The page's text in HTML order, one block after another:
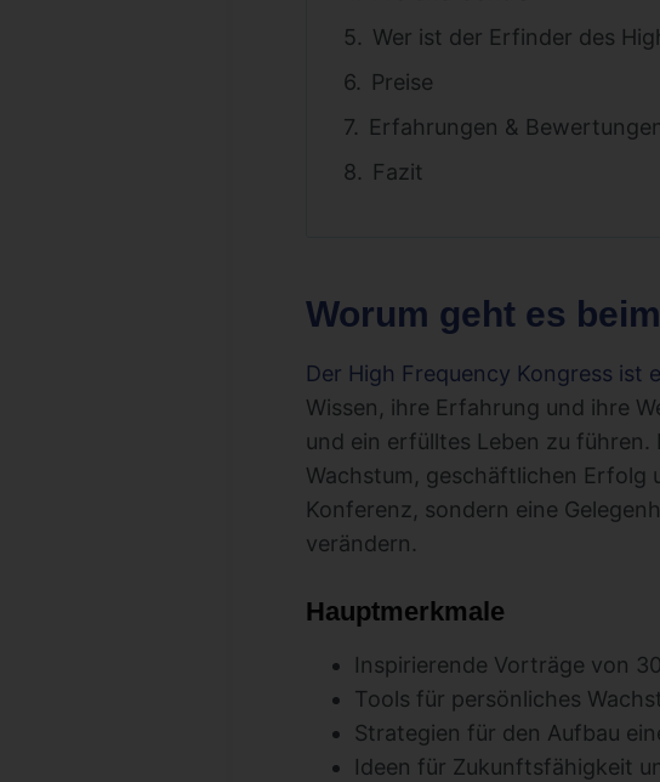
Wer ist der Erfinder des
Preise
Erfahrungen &
Fazit
Worum geht es
Der High Frequency Kongress
Wissen, ihre Erfahrung und ihre
und ein erfülltes Leben zu
Wachstum, geschäftlichen Erfolg
Konferenz, sondern eine
verändern.
Hauptmerkmale
Inspirierende Vorträge von
Tools für persönliches
Strategien für den Aufbau
Ideen für Zukunftsfähigkeit